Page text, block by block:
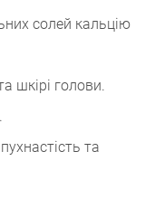
солей кальцію
шкірі голови.
та